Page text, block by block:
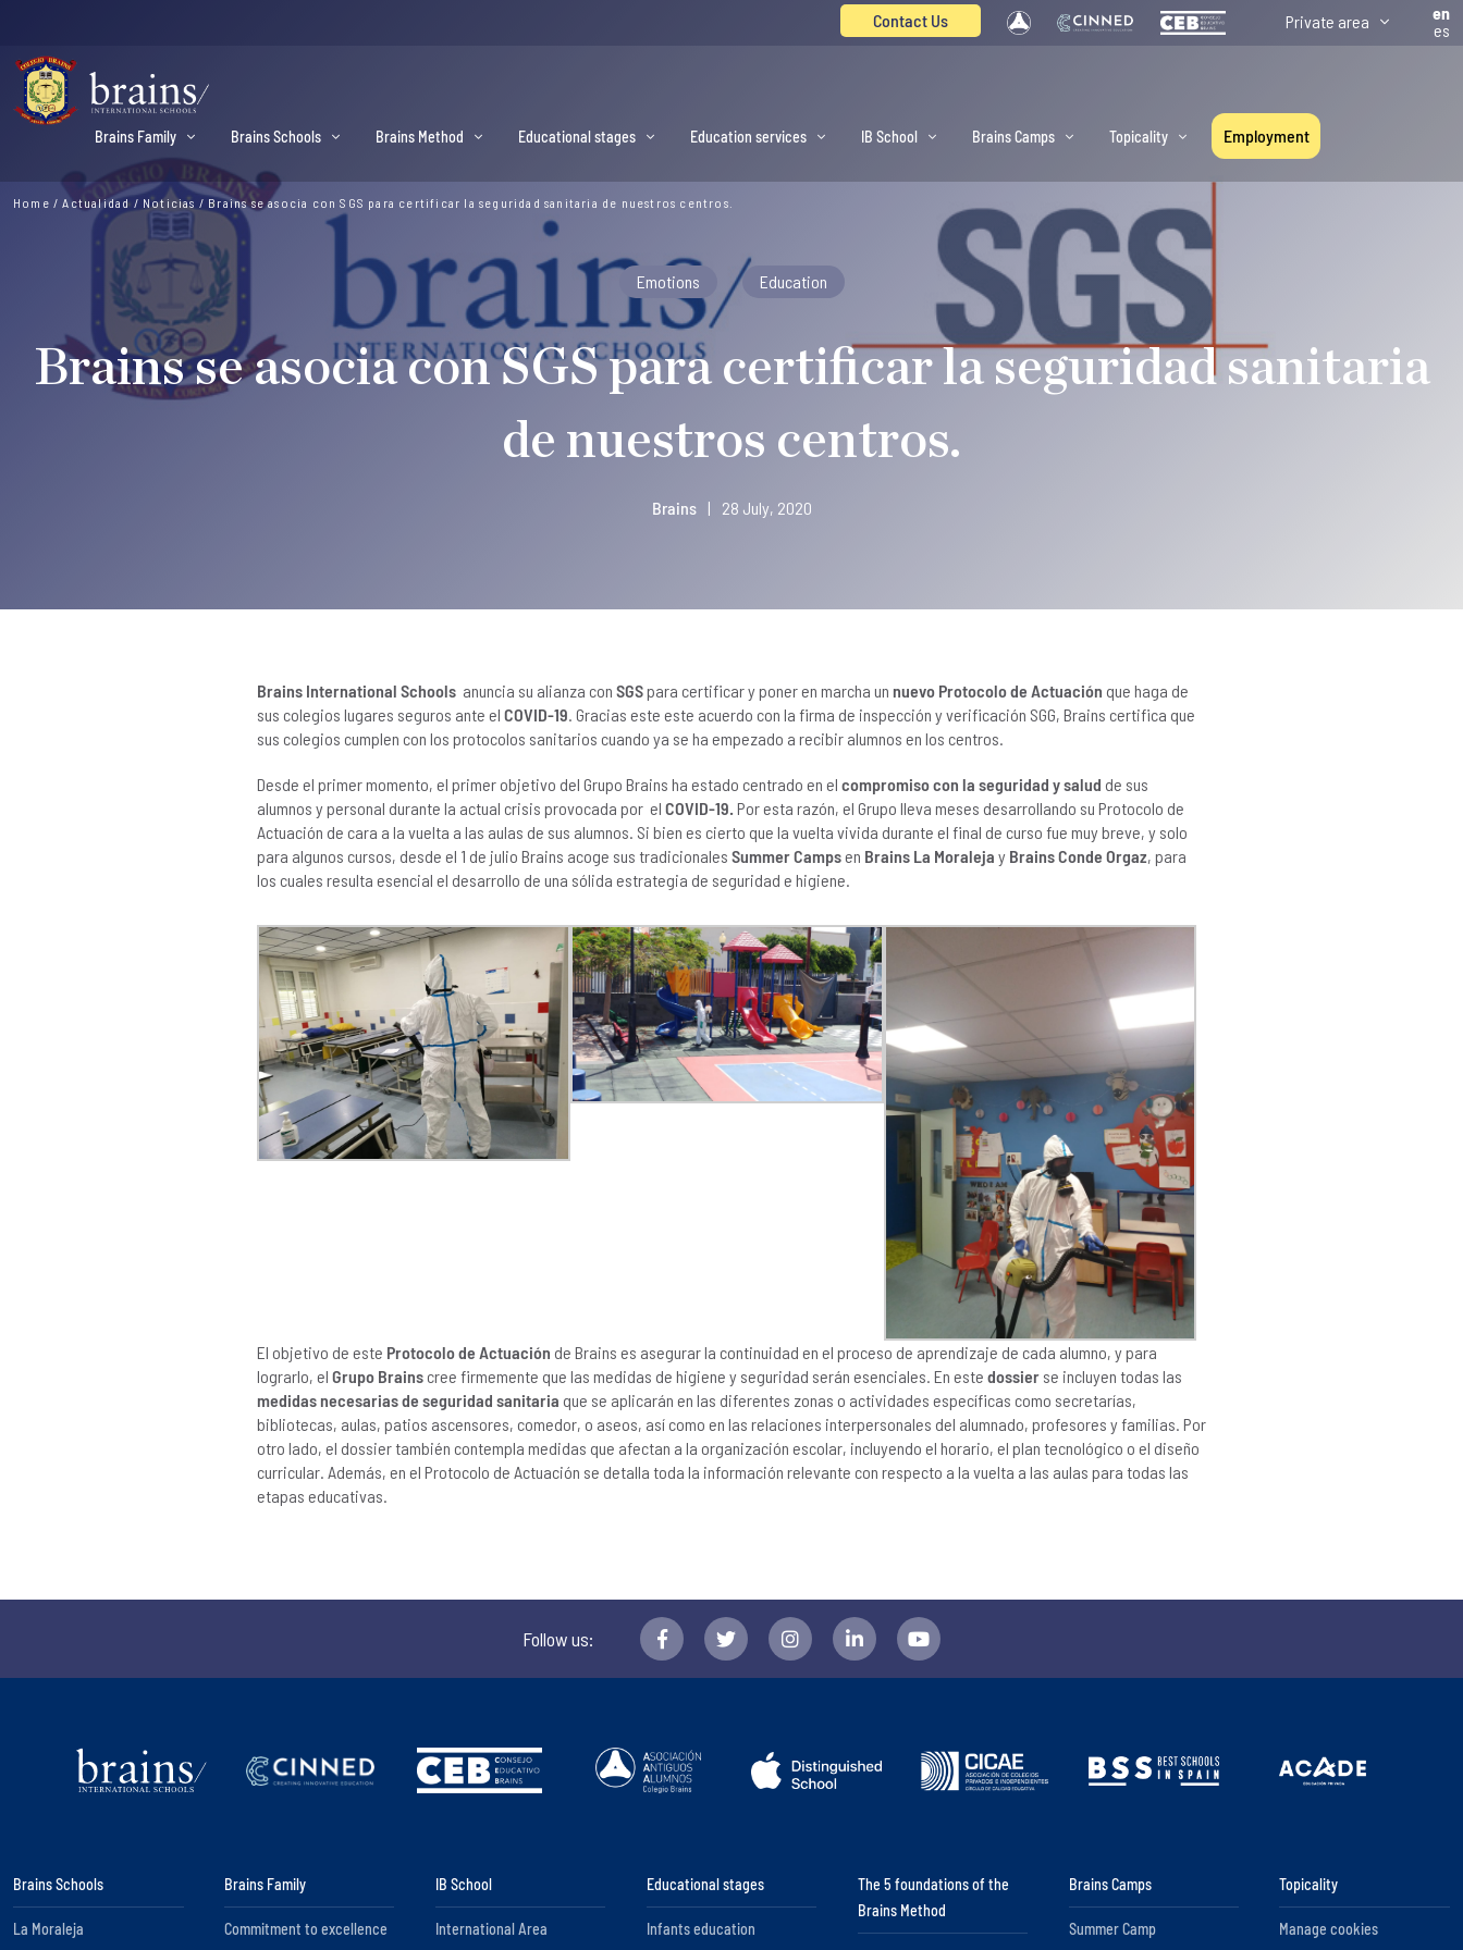
Contact Us Private area
en
es
Brains Family Brains Schools Brains Method Educational stages Education services IB School Brains Camps Topicality Employment
Home /Actualidad / Noticias / Brains se asocia con SGS para certificar la seguridad sanitaria de nuestros centros.
Emotions Education
Brains se asocia con SGS para certificar la seguridad sanitaria
de nuestros centros.
Brains | 28 July, 2020
Brains International Schools anuncia su alianza con SGSpara certificar y poner en marcha un nuevo Protocolo de Actuación que haga de
sus colegios lugares seguros ante el COVID-19. Gracias este este acuerdo con la firma de inspección y verificación SGG, Brains certifica que
sus colegios cumplen con los protocolos sanitarios cuando ya se ha empezado a recibir alumnos en los centros.
Desde el primer momento, el primer objetivo del Grupo Brains ha estado centrado en el compromiso con la seguridad y salud de sus
alumnos y personal durante la actual crisis provocada por el COVID-19. Por esta razón, el Grupo lleva meses desarrollando su Protocolo de
Actuación de cara a la vuelta a las aulas de sus alumnos. Si bien es cierto que la vuelta vivida durante el final de curso fue muy breve, y solo
para algunos cursos, desde el 1 de julio Brains acoge sus tradicionales Summer Campsen Brains La Moraleja y Brains Conde Orgaz, para
los cuales resulta esencial el desarrollo de una sólida estrategia de seguridad e higiene.
El objetivo de este Protocolo de Actuación de Brains es asegurar la continuidad en el proceso de aprendizaje de cada alumno, y para
lograrlo, el Grupo Brains cree firmemente que las medidas de higiene y seguridad serán esenciales. En este dossier se incluyen todas las
medidas necesarias de seguridad sanitaria que se aplicarán en las diferentes zonas o actividades específicas como secretarías,
bibliotecas, aulas, patios ascensores, comedor, o aseos, así como en las relaciones interpersonales del alumnado, profesores y familias. Por
otro lado, el dossier también contempla medidas que afectan a la organización escolar, incluyendo el horario, el plan tecnológico o el diseño
curricular. Además, en el Protocolo de Actuación se detalla toda la información relevante con respecto a la vuelta a las aulas para todas las
etapas educativas.
Follow us:
Brains Schools
La Moraleja
Brains Family
Commitment to excellence
IB School
International Area
Educational stages
Infants education
The 5 foundations of the
Brains Method
Brains Camps
Summer Camp
Topicality
Manage cookies